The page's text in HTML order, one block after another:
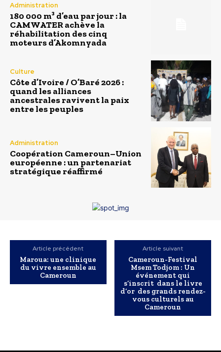
Administration
180 000 m³ d’eau par jour : la
CAMWATER achève la
réhabilitation des cinq
moteurs d’Akomnyada
Culture
Côte d’Ivoire / O’Baré 2026 :
quand les alliances
ancestrales ravivent la paix
entre les peuples
Administration
Coopération Cameroun–Union
européenne : un partenariat
stratégique réaffirmé
Article précédent
Maroua: une clinique
du vivre ensemble au
Cameroun
Article suivant
Cameroun-Festival
Msem Todjom : Un
événement qui
s’inscrit dans le livre
d’or des grands rendez-
vous culturels au
Cameroun